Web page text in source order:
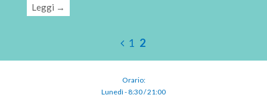
Leggi →
1 2
Orario:
Lunedì - 8:30 / 21:00